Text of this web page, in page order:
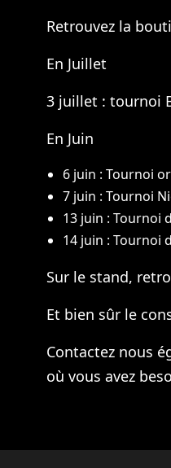
Retrouvez la
En Juillet
3 juillet : tournoi
En Juin
6 juin : Tournoi
7 juin : Tournoi
13 juin : Tournoi
14 juin : Tournoi
Sur le stand,
Et bien sûr le
Contactez nous
où vous avez